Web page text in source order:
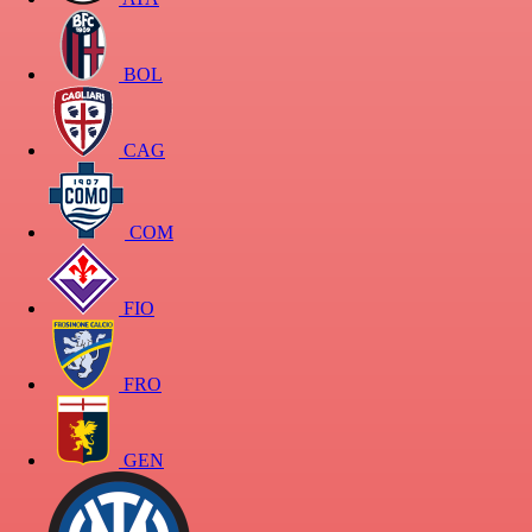
BOL
CAG
COM
FIO
FRO
GEN